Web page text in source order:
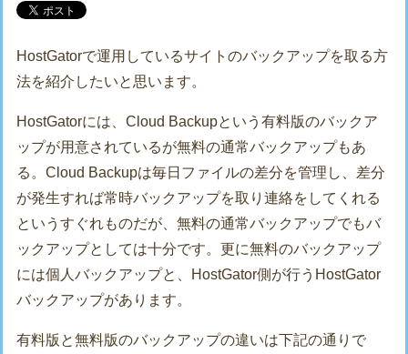
HostGatorで運用しているサイトのバックアップを取る方
法を紹介したいと思います。
HostGatorには、Cloud Backupという有料版のバックア
ップが用意されているが無料の通常バックアップもあ
る。Cloud Backupは毎日ファイルの差分を管理し、差分
が発生すれば常時バックアップを取り連絡をしてくれる
というすぐれものだが、無料の通常バックアップでもバ
ックアップとしては十分です。更に無料のバックアップ
には個人バックアップと、HostGator側が行うHostGator
バックアップがあります。
有料版と無料版のバックアップの違いは下記の通りで